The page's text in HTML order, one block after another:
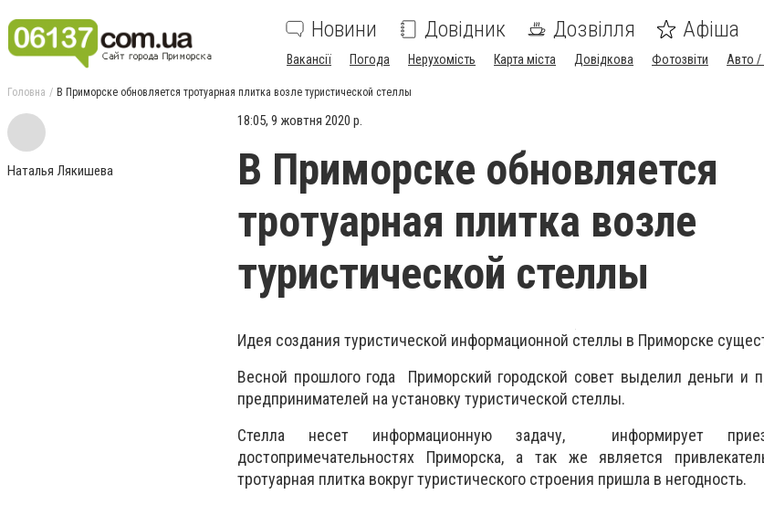
Новини Довідник Дозвілля Афіша
Вакансії Погода Нерухомість Карта міста Довідкова Фотозвіти Авто
Головна В Приморске обновляется тротуарная плитка возле туристической стеллы
Наталья Лякишева
18:05, 9 жовтня 2020 р.
В Приморске обновляется
тротуарная плитка возле
туристической стеллы
Идея создания туристической информационной стеллы в Приморске
Весной прошлого года Приморский городской совет выделил деньги и
предпринимателей на установку туристической стеллы.
Стелла несет информационную задачу, информирует
достопримечательностях Приморска, а так же является
тротуарная плитка вокруг туристического строения пришла в негодность.